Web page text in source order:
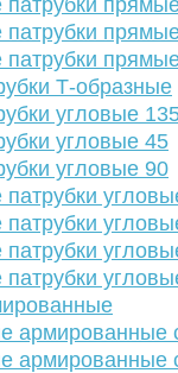
Т-образные
угловые
угловые 45
угловые 90
армированные
армированные